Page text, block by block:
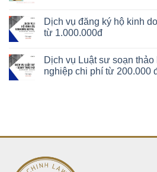
Dịch vụ đăng ký hộ kinh
từ 1.000.000đ
Dịch vụ Luật sư soạn
nghiệp chi phí từ 200.000